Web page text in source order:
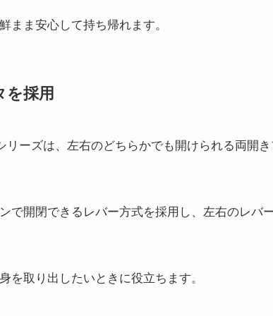
まま安心して持ち帰れます。
を採用
リーズは、左右のどちらかでも開けられる両開
で開閉できるレバー方式を採用し、左右のレバ
を取り出したいときに役立ちます。